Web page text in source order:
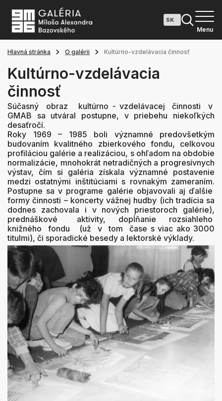
Menu
Hlavná stránka O galérii Kultúrno-vzdelávacia činnosť
Kultúrno-vzdelávacia
činnosť
Súčasný obraz kultúrno - vzdelávacej činnosti v
GMAB sa utváral postupne, v priebehu niekoľkých
desaťročí.
Roky 1969 – 1985 boli významné predovšetkým
budovaním kvalitného zbierkového fondu, celkovou
profiláciou galérie a realizáciou, s ohľadom na obdobie
normalizácie, mnohokrát netradičných a progresívnych
výstav, čím si galéria získala významné postavenie
medzi ostatnými inštitúciami s rovnakým zameraním.
Postupne sa v programe galérie objavovali aj ďalšie
formy činnosti – koncerty vážnej hudby (ich tradícia sa
dodnes zachovala i v nových priestoroch galérie),
prednáškové aktivity, dopĺňanie rozsiahleho
knižného fondu (už v tom čase s viac ako 3000
titulmi), či sporadické besedy a lektorské výklady.